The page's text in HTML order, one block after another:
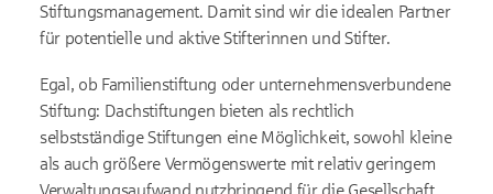
Stiftungsmanagement. Damit sind wir die idealen Partner
für potentielle und aktive Stifterinnen und Stifter.
Egal, ob Familienstiftung oder unternehmensverbundene
Stiftung: Dachstiftungen bieten als rechtlich
selbstständige Stiftungen eine Möglichkeit, sowohl kleine
als auch größere Vermögenswerte mit relativ geringem
Verwaltungsaufwand nutzbringend für die Gesellschaft